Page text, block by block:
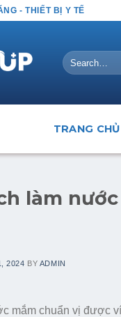
- THIẾT BỊ Y TẾ
Search
for:
TRANG CHỦ
làm
2024 BY ADMIN
mắm chuẩn vị được